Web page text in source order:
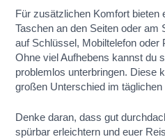
Für zusätzlichen Komfort bieten
Taschen an den Seiten oder am
auf Schlüssel, Mobiltelefon oder
Ohne viel Aufhebens kannst du
problemlos unterbringen. Diese
großen Unterschied im
Denke daran, dass gut
spürbar erleichtern und euer